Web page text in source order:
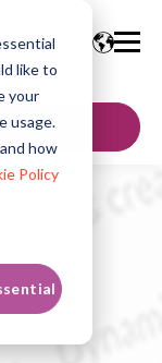
like to
your
usage.
how
Policy